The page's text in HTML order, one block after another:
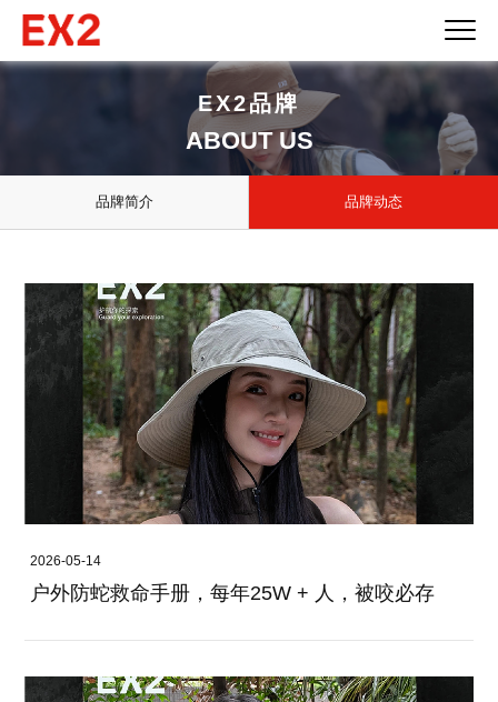
EX2品牌
ABOUT US
品牌简介 品牌动态
2026-05-14
户外防蛇救命手册，每年25W + 人，被咬必存